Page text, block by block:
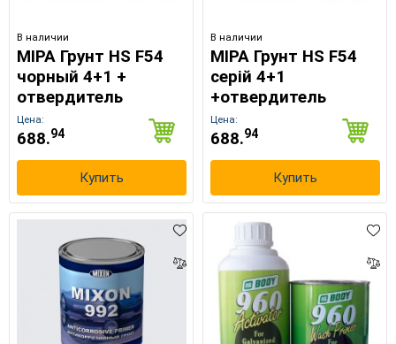
В наличии
MIPA Грунт HS F54
чорный 4+1 +
отвердитель
Цена:
688.94
Купить
В наличии
MIPA Грунт HS F54
серій 4+1
+отвердитель
Цена:
688.94
Купить